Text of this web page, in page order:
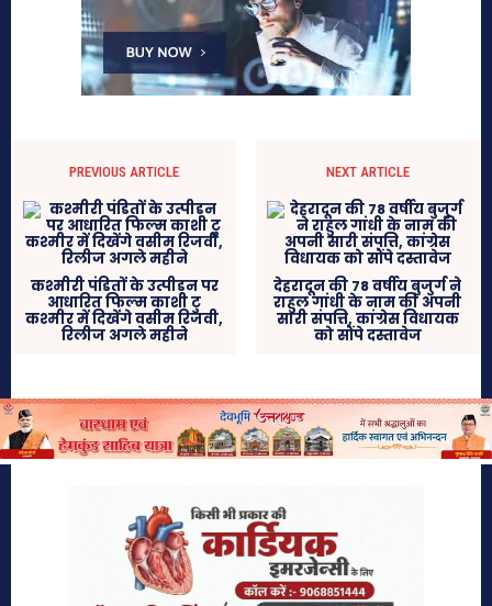
PREVIOUS ARTICLE
कश्मीरी पंडितों के उत्पीड़न पर
आधारित फिल्म काशी टु
कश्मीर में दिखेंगे वसीम रिजवी,
रिलीज अगले महीने
NEXT ARTICLE
देहरादून की 78 वर्षीय बुजुर्ग ने
राहुल गांधी के नाम की अपनी
सारी संपत्ति, कांग्रेस विधायक
को सौंपे दस्तावेज